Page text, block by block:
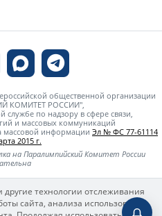
общественной организации
КОМИТЕТ РОССИИ",
службе по надзору в сфере связи,
и массовых коммуникаций
массовой информации Эл № ФС 77-61114
2015 г.
на Паралимпийский Комитет России
технологии отслеживания
сайта, анализа использования